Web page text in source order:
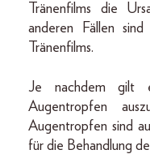
Tränenfilms die
anderen Fällen
Tränenfilms.
Je nachdem gilt
Augentropfen
Augentropfen sind
für die Behandlung